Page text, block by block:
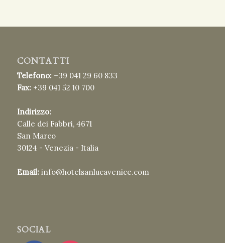
CONTATTI
Telefono: +39 041 29 60 833
Fax: +39 041 52 10 700
Indirizzo:
Calle dei Fabbri, 4671
San Marco
30124 - Venezia - Italia
Email: info@hotelsanlucavenice.com
SOCIAL